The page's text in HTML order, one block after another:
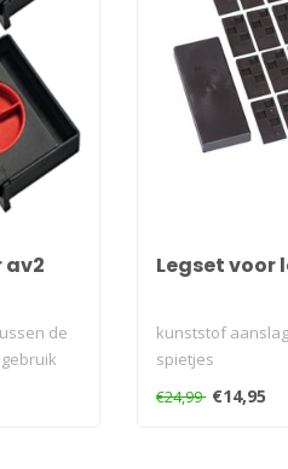
av2
de
Legset
kunststof
spietjes
€24,99 €14,95